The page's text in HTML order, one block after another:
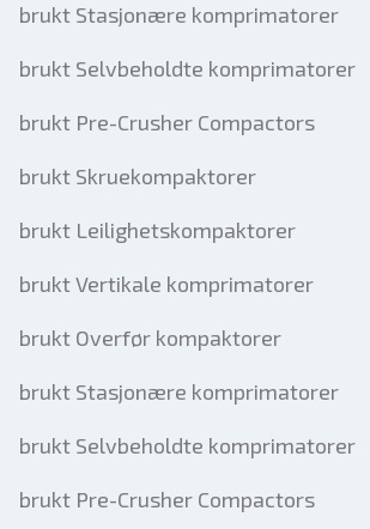
brukt Stasjonære komprimatorer
brukt Selvbeholdte komprimatorer
brukt Pre-Crusher Compactors
brukt Skruekompaktorer
brukt Leilighetskompaktorer
brukt Vertikale komprimatorer
brukt Overfør kompaktorer
brukt Stasjonære komprimatorer
brukt Selvbeholdte komprimatorer
brukt Pre-Crusher Compactors